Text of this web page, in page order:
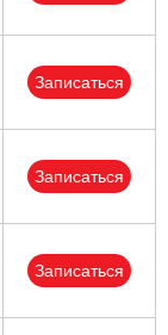
Записаться
Записаться
Записаться